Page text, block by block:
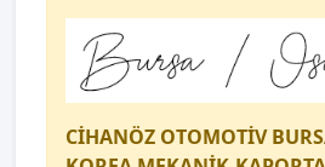
CİHANÖZ OTOMOTİV